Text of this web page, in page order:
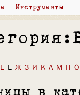
Инструменты
Е Ё Ж З И К Л М Н О
в